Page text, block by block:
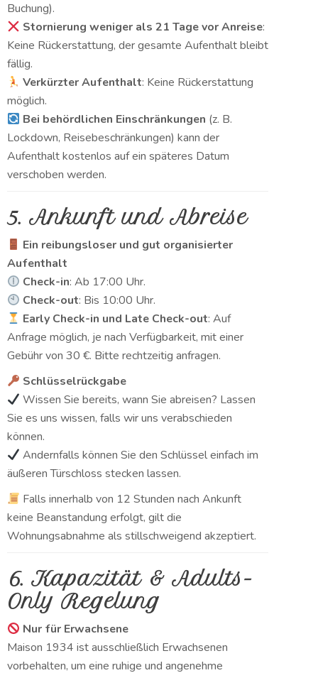
Buchung).
Stornierung weniger als 21 Tage vor Anreise:
Keine Rückerstattung, der gesamte Aufenthalt bleibt
fällig.
Verkürzter Aufenthalt: Keine Rückerstattung
möglich.
Bei behördlichen Einschränkungen (z. B.
Lockdown, Reisebeschränkungen) kann der
Aufenthalt kostenlos auf ein späteres Datum
verschoben werden.
5. Ankunft und Abreise
Ein reibungsloser und gut organisierter
Aufenthalt
Check-in: Ab 17:00 Uhr.
Check-out: Bis 10:00 Uhr.
Early Check-in und Late Check-out: Auf
Anfrage möglich, je nach Verfügbarkeit, mit einer
Gebühr von 30 €. Bitte rechtzeitig anfragen.
Schlüsselrückgabe
Wissen Sie bereits, wann Sie abreisen? Lassen
Sie es uns wissen, falls wir uns verabschieden
können.
Andernfalls können Sie den Schlüssel einfach im
äußeren Türschloss stecken lassen.
Falls innerhalb von 12 Stunden nach Ankunft
keine Beanstandung erfolgt, gilt die
Wohnungsabnahme als stillschweigend akzeptiert.
6. Kapazität & Adults-
Only Regelung
Nur für Erwachsene
Maison 1934 ist ausschließlich Erwachsenen
vorbehalten, um eine ruhige und angenehme